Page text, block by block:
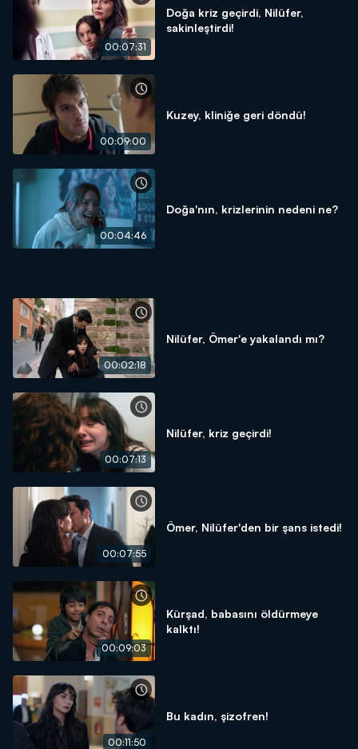
00:07:31
Doğa kriz geçirdi, Nilüfer,
sakinleştirdi!
00:09:00
Kuzey, kliniğe geri döndü!
00:04:46
Doğa'nın, krizlerinin nedeni ne?
00:02:18
Nilüfer, Ömer'e yakalandı mı?
00:07:13
Nilüfer, kriz geçirdi!
00:07:55
Ömer, Nilüfer'den bir şans istedi!
00:09:03
Kürşad, babasını öldürmeye
kalktı!
00:11:50
Bu kadın, şizofren!